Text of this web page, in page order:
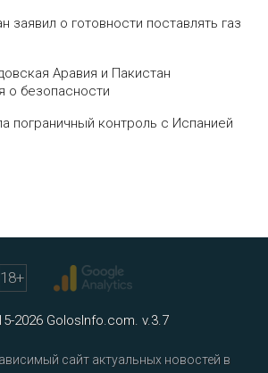
заявил о готовности поставлять газ
Аравия и Пакистан
о безопасности
пограничный контроль с Испанией
18+
2026 GolosInfo.com. v.3.7
сайт актуальных новостей в